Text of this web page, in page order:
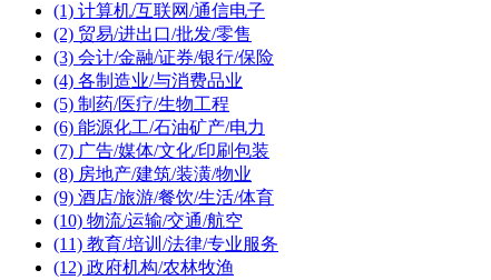
(1) 计算机/互联网/通信电子
(2) 贸易/进出口/批发/零售
(3) 会计/金融/证券/银行/保险
(4) 各制造业/与消费品业
(5) 制药/医疗/生物工程
(6) 能源化工/石油矿产/电力
(7) 广告/媒体/文化/印刷包装
(8) 房地产/建筑/装潢/物业
(9) 酒店/旅游/餐饮/生活/体育
(10) 物流/运输/交通/航空
(11) 教育/培训/法律/专业服务
(12) 政府机构/农林牧渔